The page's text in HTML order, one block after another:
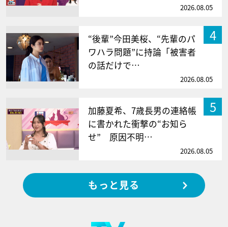
2026.08.05
4
“後輩”今田美桜、“先輩のパ
ワハラ問題”に持論「被害者
の話だけで…
2026.08.05
5
加藤夏希、7歳長男の連絡帳
に書かれた衝撃の“お知ら
せ” 原因不明…
2026.08.05
もっと見る